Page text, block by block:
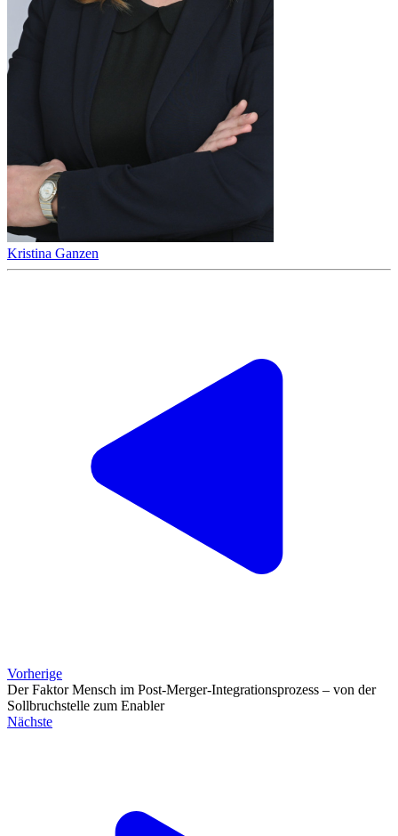
Kristina Ganzen
Vorherige
Der Faktor Mensch im Post-Merger-Integrationsprozess – von der
Sollbruchstelle zum Enabler
Nächste